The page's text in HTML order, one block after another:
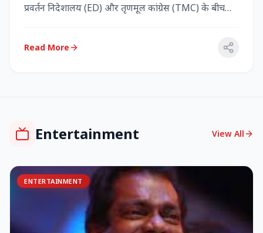
प्रवर्तन निदेशालय (ED) और तृणमूल कांग्रेस (TMC) के बीच
Read More
Entertainment View All
ENTERTAINMENT